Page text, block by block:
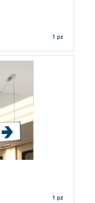
1 pz
1 pz